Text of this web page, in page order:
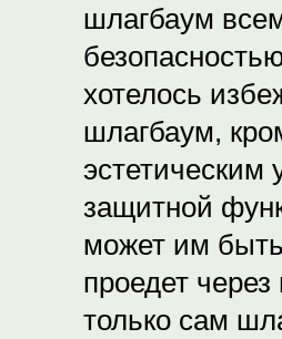
шлагбаум
хотелось
шлагбаум,
эстетическим
защитной
может им
проедет
только сам